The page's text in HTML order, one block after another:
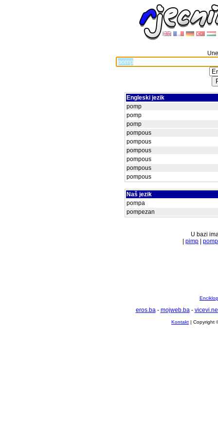
Engleski jezik
pomp
pomp
pomp
pompous
pompous
pompous
pompous
pompous
pompous
Naš jezik
pompa
pompezan
U bazi
pimp
eros.ba- mojweb.ba-
Kontakt | Copyright